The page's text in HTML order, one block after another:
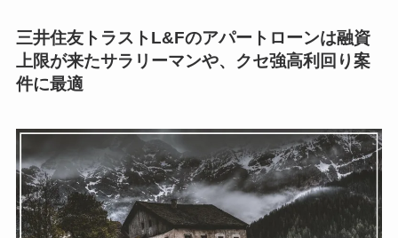
三井住友トラストL&Fのアパートローンは融資
上限が来たサラリーマンや、クセ強高利回り案
件に最適